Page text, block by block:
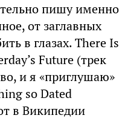
пишу именно
от заглавных
в глазах. There Is
Future (трек
и я «приглушаю»
so Dated
в Википедии